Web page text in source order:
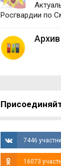
Росгвардии по
7446
16073